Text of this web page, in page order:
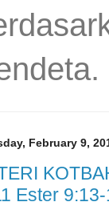
February 9,
Ester